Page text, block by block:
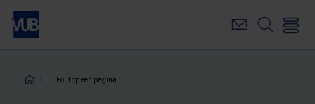
Overslaan
naar
inhoudKruimelpad
Fout op een pagina